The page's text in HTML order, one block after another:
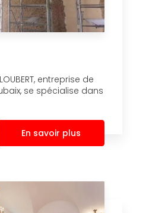
entreprise de
se spécialise dans
En savoir plus